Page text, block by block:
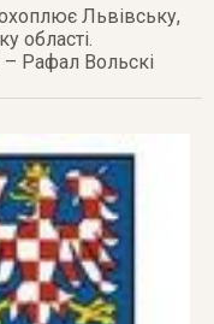
Львівську,
області.
Рафал Вольскі